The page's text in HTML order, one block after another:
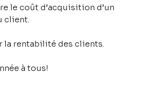
le coût d’acquisition d’un
client.
la rentabilité des clients.
à tous!